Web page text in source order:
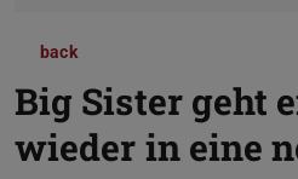
back
Big Sister geht
wieder in eine